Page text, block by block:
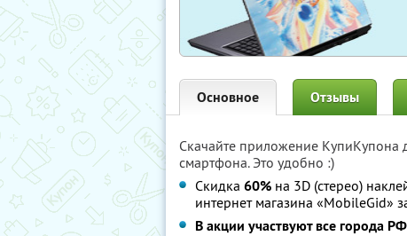
Основное Отзывы
Скачайте приложение КупиКупона
смартфона. Это удобно :)
Скидка 60% на 3D (стерео)
интернет магазина «MobileGid»
В акции участвуют все города